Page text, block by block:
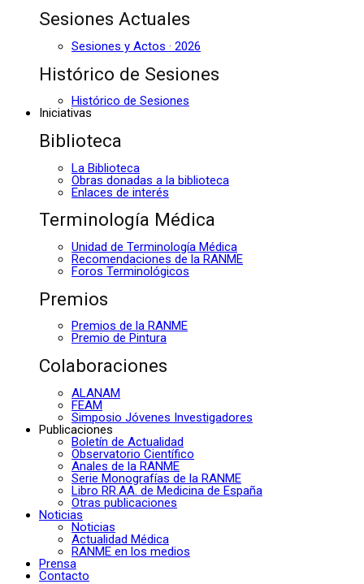
Sesiones Actuales
Sesiones y Actos · 2026
Histórico de Sesiones
Histórico de Sesiones
Iniciativas
Biblioteca
La Biblioteca
Obras donadas a la biblioteca
Enlaces de interés
Terminología Médica
Unidad de Terminología Médica
Recomendaciones de la RANME
Foros Terminológicos
Premios
Premios de la RANME
Premio de Pintura
Colaboraciones
ALANAM
FEAM
Simposio Jóvenes Investigadores
Publicaciones
Boletín de Actualidad
Observatorio Científico
Anales de la RANME
Serie Monografías de la RANME
Libro RR.AA. de Medicina de España
Otras publicaciones
Noticias
Noticias
Actualidad Médica
RANME en los medios
Prensa
Contacto